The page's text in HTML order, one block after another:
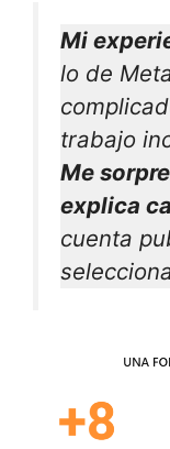
Mi
lo de
trabajo
Me
explica
cuenta